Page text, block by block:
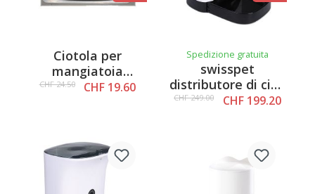
Ciotola per
mangiatoia
automatica i202 in
CHF 24.50 CHF 19.60
Spedizione gratuita
swisspet
distributore di cibo
i102 con
CHF 249.00 CHF 199.20